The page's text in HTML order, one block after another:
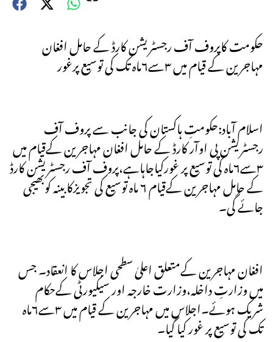
حکومت کاپروف آف رجسٹریشن کارڈ کے حامل افغان
مہاجرین کے قیام میں ۳سے٦ماہ تک کی توسیع پرغور
اسلام آباد:حکومتِ ہاکستان کی جانب سے پروف آف
رجسٹریشن پی اوآر کارڈ کے حامل افغان مہاجرین کےقیام میں
۳سے٦ماہ کی توسیع پر غورکیاجاہاہے،پروف آف رجسٹریشن کارڈ
کے حامل مہاجرین کےقیام ٦ ماہ توسیع کی تجویزکابینہ کوبھیجی
جائے گی۔
افغان مہاجرین کےمتعلق اعلیٰ سطحی اجلاس کا انعقاد۔ جس
میں وزارتِ داخلہ،وزارت خارجہ اور سیکیورٹی کےحکام
شریک ہوئے۔اجلاس میں مہاجرین کے قیام میں ۳سے٦ماہ
تک کی توسیع پر غور کیا گیا۔